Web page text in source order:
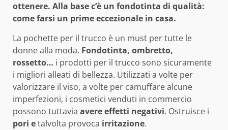
ottenere. Alla base c’è un fondotinta di qualità:
come farsi un prime eccezionale in casa.
La pochette per il trucco è un must per tutte le
donne alla moda. Fondotinta, ombretto,
rossetto… i prodotti per il trucco sono sicuramente
i migliori alleati di bellezza. Utilizzati a volte per
valorizzare il viso, a volte per camuffare alcune
imperfezioni, i cosmetici venduti in commercio
possono tuttavia avere effetti negativi. Ostruisce i
pori etalvolta provoca irritazione.